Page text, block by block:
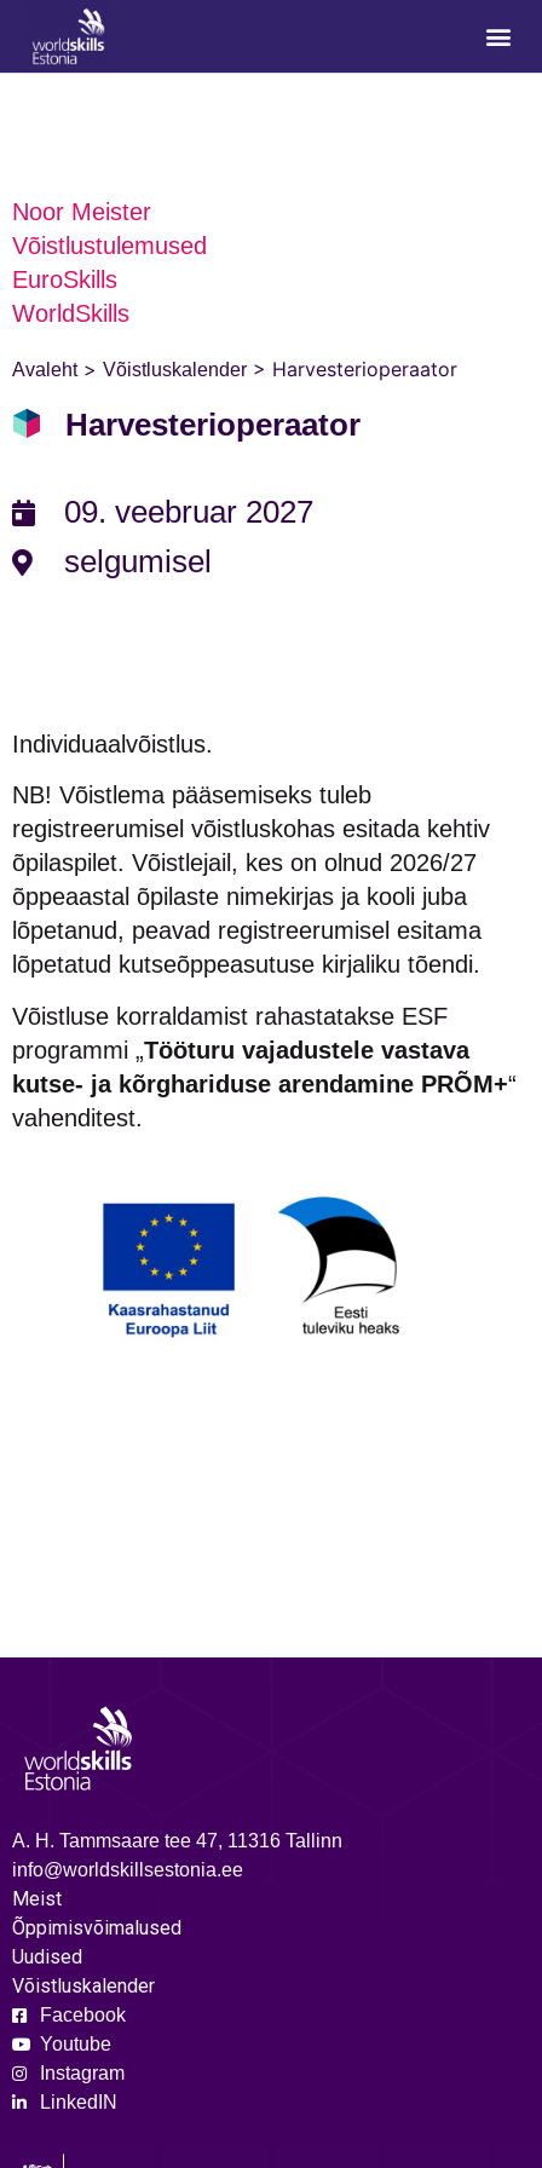
Noor Meister
Võistlustulemused
EuroSkills
WorldSkills
Avaleht> Võistluskalender > Harvesterioperaator
Harvesterioperaator
09. veebruar 2027
selgumisel
Individuaalvõistlus.
NB! Võistlema pääsemiseks tuleb
registreerumisel võistluskohas esitada kehtiv
õpilaspilet. Võistlejail, kes on olnud 2026/27
õppeaastal õpilaste nimekirjas ja kooli juba
lõpetanud, peavad registreerumisel esitama
lõpetatud kutseõppeasutuse kirjaliku tõendi.
Võistluse korraldamist rahastatakse ESF
programmi „Tööturu vajadustele vastava
kutse- ja kõrghariduse arendamine PRÕM+“
vahenditest.
A. H. Tammsaare tee 47, 11316 Tallinn
info@worldskillsestonia.ee
Meist
Õppimisvõimalused
Uudised
Võistluskalender
Facebook
Youtube
Instagram
LinkedIN